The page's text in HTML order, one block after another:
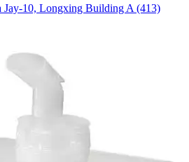
Jay-10, Longxing Building A (413)